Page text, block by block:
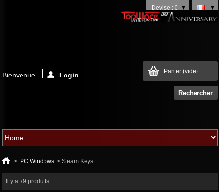
Devise : €
Panier (vide)
Bienvenue Login
> PC Windows > Steam Keys
Il y a 79 produits.